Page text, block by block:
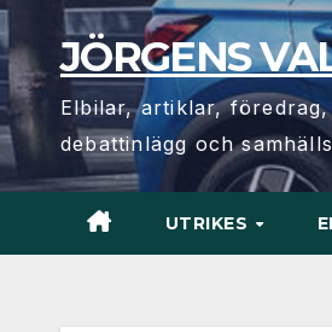
Hoppa
till
innehåll
JÖRGENS
Elbilar, artiklar, föredrag,
debattinlägg och
UTRIKES